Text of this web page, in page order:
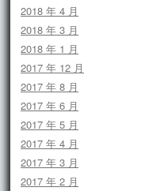
2018 年 4 月
2018 年 3 月
2018 年 1 月
2017 年 12 月
2017 年 8 月
2017 年 6 月
2017 年 5 月
2017 年 4 月
2017 年 3 月
2017 年 2 月